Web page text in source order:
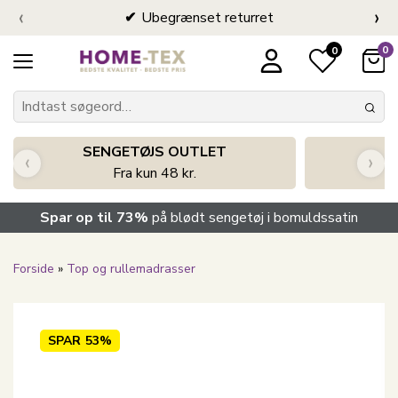
Ubegrænset returret
‹ ›
0 0
SENGETØJS OUTLET
Fra kun 48 kr.
‹ ›
Spar op til 73% på blødt sengetøj i bomuldssatin
Forside » Top og rullemadrasser
SPAR 53%